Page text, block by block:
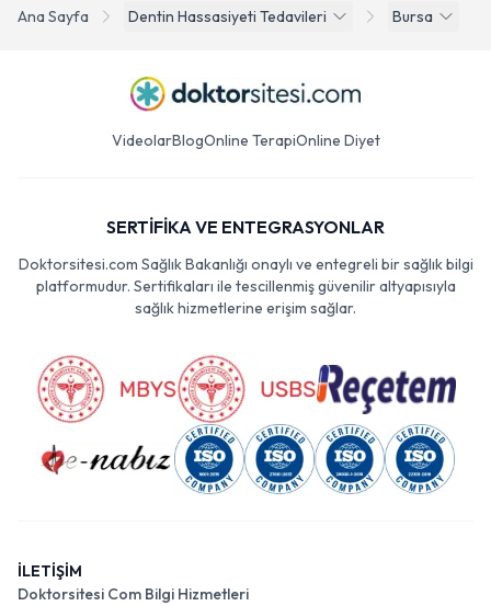
Ana Sayfa Dentin Hassasiyeti Tedavileri Bursa
VideolarBlogOnline TerapiOnline Diyet
SERTİFİKA VE ENTEGRASYONLAR
Doktorsitesi.com Sağlık Bakanlığı onaylı ve entegreli bir sağlık bilgi
platformudur. Sertifikaları ile tescillenmiş güvenilir altyapısıyla
sağlık hizmetlerine erişim sağlar.
İLETİŞİM
Doktorsitesi Com Bilgi Hizmetleri